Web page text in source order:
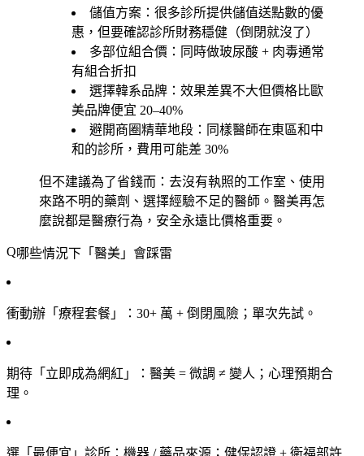
儲值方案 ：很多診所提供儲值送點數的優
惠，但要確認診所財務穩健（倒閉就沒了）
多部位組合價 ：同時做玻尿酸 + 肉毒通常
有組合折扣
選擇韓系品牌 ：效果差異不大但價格比歐
美品牌便宜 20–40%
避開商圈精華地段 ：同樣醫師在東區和中
和的診所，費用可能差 30%
但不建議為了省錢而：去沒有執照的工作室、使用
來路不明的藥劑、選擇經驗不足的醫師。醫美再怎
麼說都是醫療行為，安全永遠比價格重要。
哪些情況下「醫美」會踩雷
衝動辦「療程套餐」 ：30+ 萬 + 倒閉風險；單次先試。
期待「立即成為網紅」
：醫美 = 微調 ≠ 變人；心理預期合
理。
選「最便宜」診所 ：機器 / 藥品來源；健保認證 + 衛福部許